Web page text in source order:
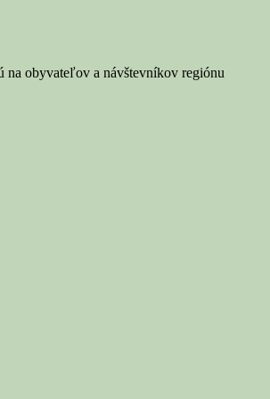
na obyvateľov a návštevníkov regiónu